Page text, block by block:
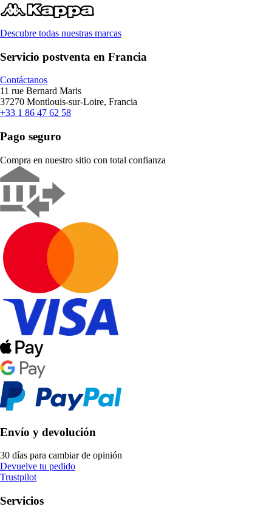
Descubre todas nuestras marcas
Servicio postventa en Francia
Contáctanos
11 rue Bernard Maris
37270 Montlouis-sur-Loire, Francia
+33 1 86 47 62 58
Pago seguro
Compra en nuestro sitio con total confianza
Envío y devolución
30 días para cambiar de opinión
Devuelve tu pedido
Trustpilot
Servicios